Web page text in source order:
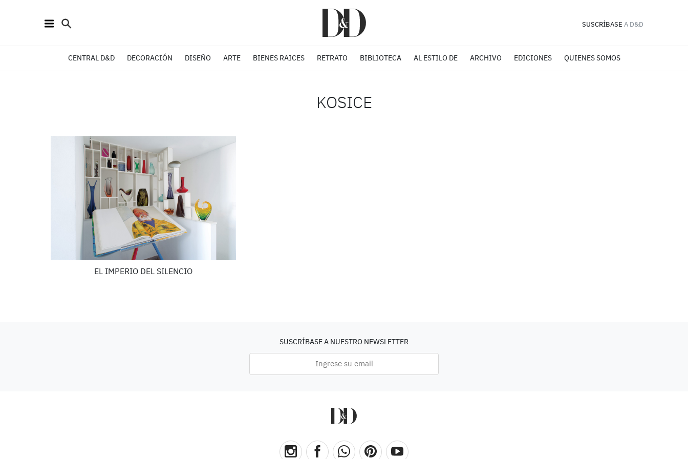
SUSCRÍBASE A D&D
CENTRAL D&D DECORACIÓN DISEÑO ARTE BIENES RAICES RETRATO BIBLIOTECA AL ESTILO DE ARCHIVO EDICIONES QUIENES SOMOS
KOSICE
EL IMPERIO DEL SILENCIO
SUSCRÍBASE A NUESTRO NEWSLETTER